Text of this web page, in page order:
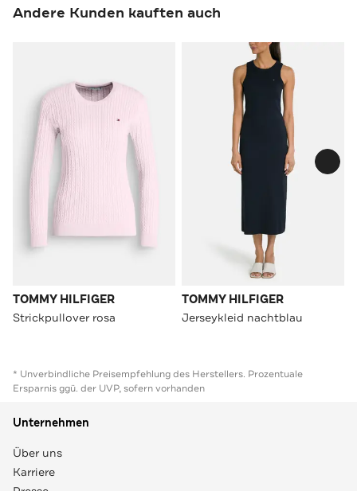
Andere Kunden kauften auch
TOMMY HILFIGER
Strickpullover rosa
TOMMY HILFIGER
Jerseykleid nachtblau
* Unverbindliche Preisempfehlung des Herstellers. Prozentuale
Ersparnis ggü. der UVP, sofern vorhanden
Unternehmen
Über uns
Karriere